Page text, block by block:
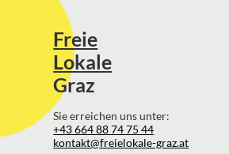
Freie
Lokale
Graz
Sie erreichen uns unter:
+43 664 88 74 75 44
kontakt@freielokale-graz.at